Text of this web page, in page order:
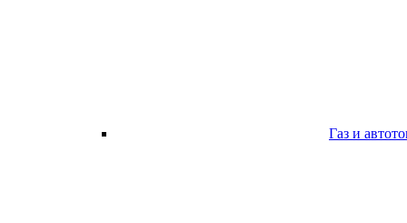
Газ и